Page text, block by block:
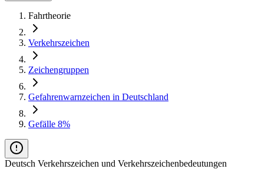
Fahrtheorie
Verkehrszeichen
Zeichengruppen
Gefahrenwarnzeichen in Deutschland
Gefälle 8%
Deutsch Verkehrszeichen und Verkehrszeichenbedeutungen